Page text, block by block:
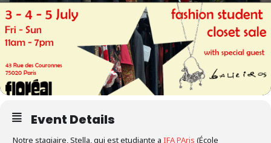
Event Details
Notre stagiaire, Stella, qui est etudiante a IFA PAris (École